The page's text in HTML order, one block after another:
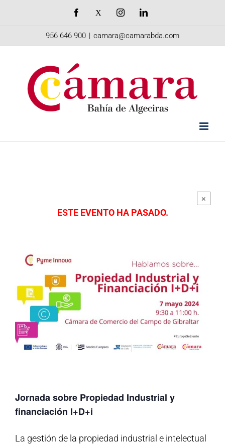
Facebook InstagramLinkedIn
956 646 900 | camara@camarabda.com
ESTE EVENTO HA PASADO.
×
Jornada sobre Propiedad Industrial y
financiación I+D+i
La gestión de la propiedad industrial e intelectual